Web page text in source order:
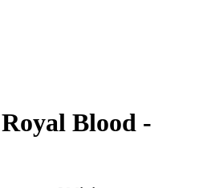
Blood -